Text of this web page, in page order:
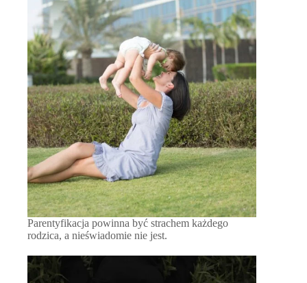
Parentyfikacja powinna być strachem każdego
rodzica, a nieświadomie nie jest.